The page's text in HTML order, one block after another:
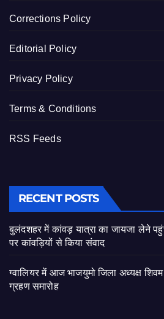
Corrections Policy
Editorial Policy
Privacy Policy
Terms & Conditions
RSS Feeds
RECENT POSTS
बुलंदशहर में कांवड़ यात्रा का जायजा लेने
पर कांवड़ियों से किया संवाद
ग्वालियर में आज भाजयुमो जिला अध्यक्ष शिवम
ग्रहण समारोह